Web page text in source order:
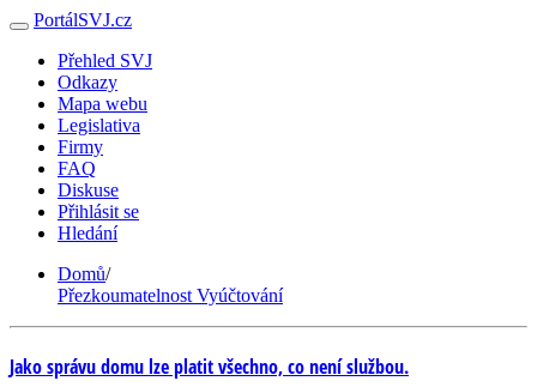
PortálSVJ.cz
Přehled SVJ
Odkazy
Mapa webu
Legislativa
Firmy
FAQ
Diskuse
Přihlásit se
Hledání
Domů/
Přezkoumatelnost Vyúčtování
Jako správu domu lze platit všechno, co není službou.